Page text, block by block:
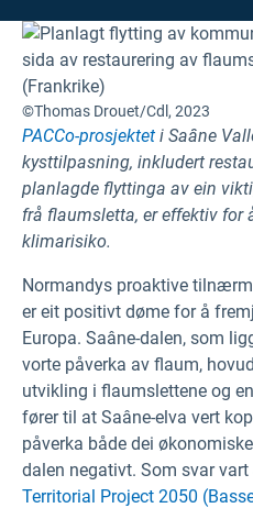
©Thomas Drouet/Cdl, 2023
PACCo-prosjektet i Saâne
kysttilpasning, inkludert
planlagde flyttinga av ein
frå flaumsletta, er effektiv for
klimarisiko.
Normandys proaktive
er eit positivt døme for å
Europa. Saâne-dalen, som
vorte påverka av flaum,
utvikling i flaumslettene og
fører til at Saâne-elva vert
påverka både dei
dalen negativt. Som svar vart
Territorial Project 2050